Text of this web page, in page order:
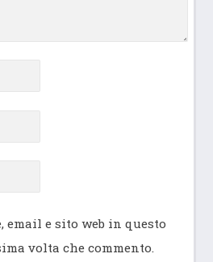
email e sito web in questo
volta che commento.